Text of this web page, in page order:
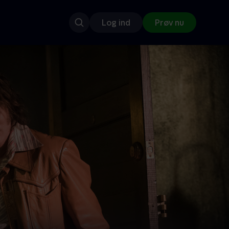
Log ind Prøv nu